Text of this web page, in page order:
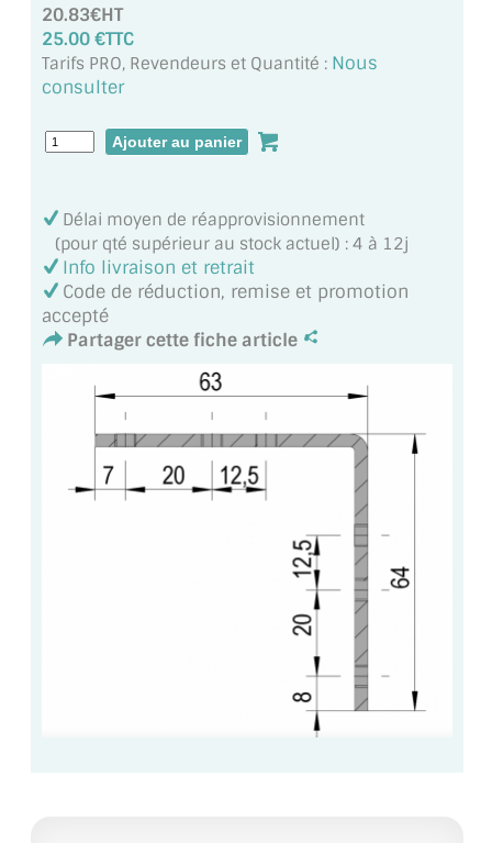
MIROIR PAROI DE DOUCHE
MIROIR POUR SALLE DE SPORT
MIROIR POUR SALLE DE DANSE
MIROIR TV
VERRE SUR MESURE
VERRE EXTRACLAIR
VERRE TREMPÉ (SÉCURIT)
PAROI DE DOUCHE
VERRE FEUILLETÉ
20.83€HT
25.00 €TTC
Tarifs PRO, Revendeurs et Quantité : Nous
consulter
Délai moyen de réapprovisionnement
(pour qté supérieur au stock actuel) : 4 à 12j
Info livraison et retrait
Code de réduction, remise et promotion
accepté
Partager cette fiche article